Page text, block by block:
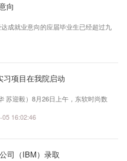
户、合作伙伴、股东、媒体等各界嘉
业的全球化、规...
向
成就业意向的应届毕业生已经超过九
东东软学院就业指导中心何少涛主任
，学院连续多年组织各系党总支书
习项目在我院启动
苏迎毅）8月26日上午，东软时尚数
东软时尚宣讲会在A312举行。东软
录、计算机系教授郑若忠、计算机系
系软件测试专业、嵌入式技术与应用
05 16:02:46
司（IBM）录取